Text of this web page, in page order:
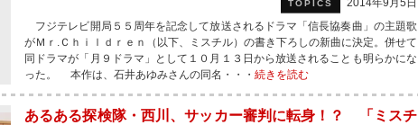
TOPICS
2014年9月5日
フジテレビ開局５５周年を記念して放送されるドラマ「信長協奏曲」の主題歌
がＭｒ.Ｃｈｉｌｄｒｅｎ（以下、ミスチル）の書き下ろしの新曲に決定。併せて
同ドラマが「月９ドラマ」として１０月１３日から放送されることも明らかにな
った。 本作は、石井あゆみさんの同名・・・ 続きを読む
あるある探検隊・西川、サッカー審判に転身！？ 「ミスチ